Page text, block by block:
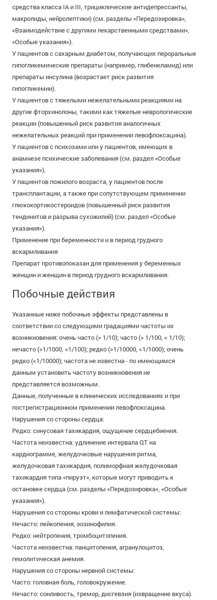
средства класса IA и III, трициклические антидепрессанты,
макролиды, нейролептики) (см. разделы «Передозировка»,
«Взаимодействие с другими лекарственными средствами»,
«Особые указания»).
У пациентов с сахарным диабетом, получающих пероральные
гипогликемические препараты (например, глибенкламид) или
препараты инсулина (возрастает риск развития
гипогликемии).
У пациентов с тяжелыми нежелательными реакциями на
другие фторхинолоны, такими как тяжелые неврологические
реакции (повышенный риск развития аналогичных
нежелательных реакций при применении левофлоксацина).
У пациентов с психозами или у пациентов, имеющих в
анамнезе психические заболевания (см. раздел «Особые
указания»).
У пациентов пожилого возраста, у пациентов после
трансплантации, а также при сопутствующем применении
глюкокортикостероидов (повышенный риск развития
тендинитов и разрыва сухожилий) (см. раздел «Особые
указания»).
Применение при беременности и в период грудного
вскармливания
Препарат противопоказан для применения у беременных
женщин и женщин в период грудного вскармливания.
Побочные действия
Указанные ниже побочные эффекты представлены в
соответствии со следующими градациями частоты их
возникновения: очень часто (> 1/10); часто (> 1/100, < 1/10);
нечасто (>1/1000, <1/100); редко (>1/10000, <1/1000); очень
редко (<1/10000); частота не известна - по имеющимся
данным установить частоту возникновения не
представляется возможным.
Данные, полученные в клинических исследованиях и при
пострегистрационном применении левофлоксацина.
Нарушения со стороны сердца:
Редко: синусовая тахикардия, ощущение сердцебиения.
Частота неизвестна: удлинение интервала QT на
кардиограмме, желудочковые нарушения ритма,
желудочковая тахикардия, полиморфная желудочковая
тахикардия типа «пируэт», которые могут приводить к
остановке сердца (см. разделы «Передозировка», «Особые
указания»).
Нарушения со стороны крови и лимфатической системы:
Нечасто: лейкопения, эозинофилия.
Редко: нейтропения, тромбоцитопения.
Частота неизвестна: панцитопения, агранулоцитоз,
гемолитическая анемия.
Нарушения со стороны нервной системы:
Часто: головная боль, головокружение.
Нечасто: сонливость, тремор, дисгевзия (извращение вкуса).